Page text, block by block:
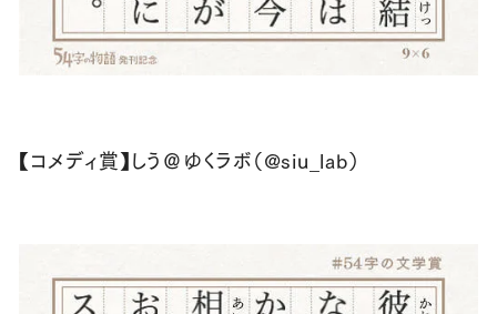
【コメディ賞】しう＠ゆくラボ（@siu_lab）